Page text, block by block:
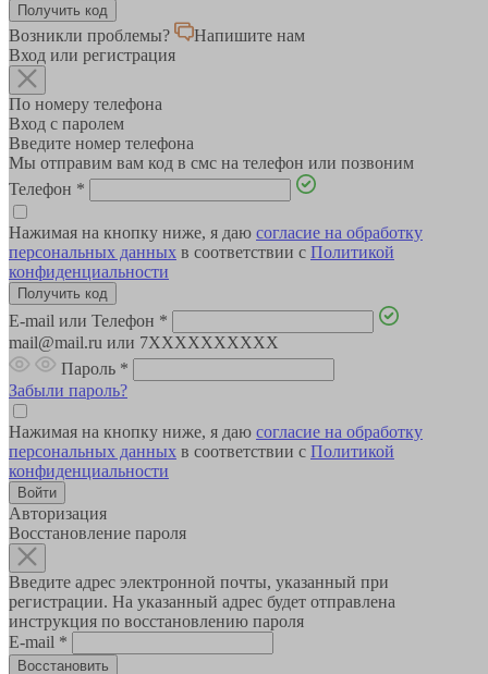
Возникли проблемы?
Напишите нам
Вход или регистрация
По номеру телефона
Вход с паролем
Введите номер телефона
Мы отправим вам код в смс на телефон или позвоним
Телефон *
Нажимая на кнопку ниже, я даю согласие на обработку
персональных данных в соответствии с Политикой
конфиденциальности
E-mail или Телефон *
mail@mail.ru или 7XXXXXXXXXX
Пароль *
Забыли пароль?
Нажимая на кнопку ниже, я даю согласие на обработку
персональных данных в соответствии с Политикой
конфиденциальности
Авторизация
Восстановление пароля
Введите адрес электронной почты, указанный при
регистрации. На указанный адрес будет отправлена
инструкция по восстановлению пароля
E-mail *